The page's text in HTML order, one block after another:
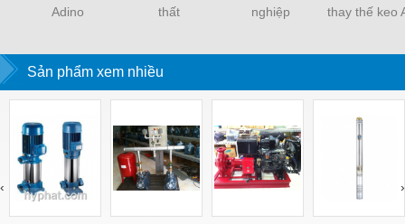
Adino
thất
nghiệp
thay thế keo
Sản phẩm xem nhiều
‹ ›